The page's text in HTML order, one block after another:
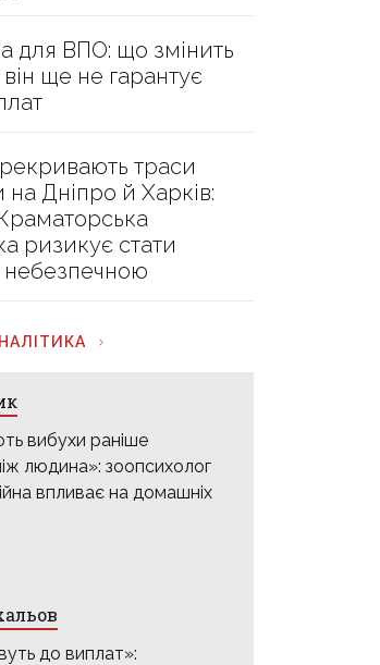
для ВПО: що змінить
ще не гарантує
траси
Дніпро й Харків:
ризикує стати
вибухи раніше
людина»: зоопсихолог
впливає на домашніх
до виплат»: